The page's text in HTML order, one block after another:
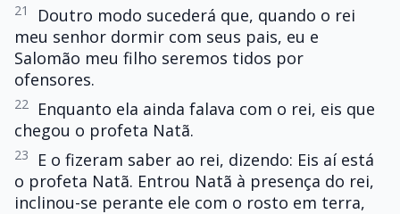
21
Doutro modo sucederá que, quando o rei
meu senhor dormir com seus pais, eu e
Salomão meu filho seremos tidos por
ofensores.
22
Enquanto ela ainda falava com o rei, eis que
chegou o profeta Natã.
23
E o fizeram saber ao rei, dizendo: Eis aí está
o profeta Natã. Entrou Natã à presença do rei,
inclinou-se perante ele com o rosto em terra,